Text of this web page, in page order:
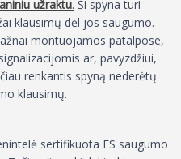
užraktu. Ši spyna turi
klausimų dėl jos saugumo.
montuojamos patalpose,
ar, pavyzdžiui,
renkantis spyną nederėtų
klausimų.
sertifikuota ES saugumo